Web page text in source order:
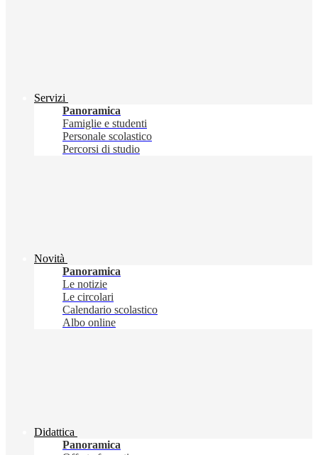
Servizi
Panoramica
Famiglie e studenti
Personale scolastico
Percorsi di studio
Novità
Panoramica
Le notizie
Le circolari
Calendario scolastico
Albo online
Didattica
Panoramica